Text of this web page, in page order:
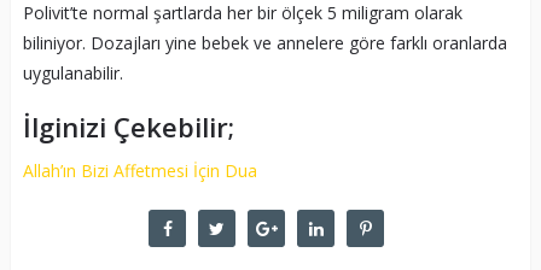
Polivit’te normal şartlarda her bir ölçek 5 miligram olarak
biliniyor. Dozajları yine bebek ve annelere göre farklı oranlarda
uygulanabilir.
İlginizi Çekebilir;
Allah’ın Bizi Affetmesi İçin Dua